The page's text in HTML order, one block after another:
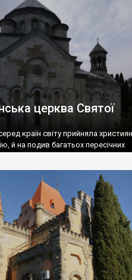
(postaki)…” “Вино. Крим
вино і його вдосталь: воно все
церква Святої
країн світу прийняла
й на подив багатьох пересічних